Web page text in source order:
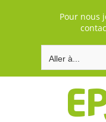
Pour nous
Aller à...